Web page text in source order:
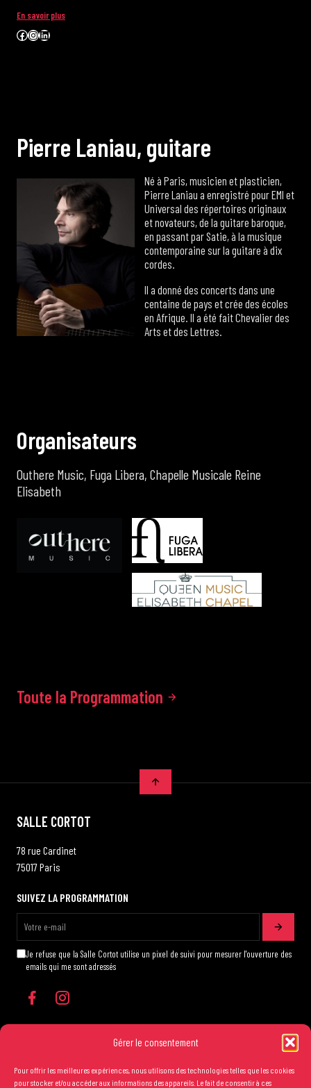
Gérer le consentement
Pour offrir les meilleures expériences, nous utilisons des technologies telles que les cookies
pour stocker et/ou accéder aux informations des appareils. Le fait de consentir à ces
En savoir plus
Facebook
Instagram
LinkedIn
Pierre Laniau, guitare
Né à Paris, musicien et plasticien,
Pierre Laniau a enregistré pour EMI et
Universal des répertoires originaux
et novateurs, de la guitare baroque,
en passant par Satie, à la musique
contemporaine sur la guitare à dix
cordes.
Il a donné des concerts dans une
centaine de pays et crée des écoles
en Afrique. Il a été fait Chevalier des
Arts et des Lettres.
Organisateurs
Outhere Music, Fuga Libera, Chapelle Musicale Reine
Elisabeth
Toute la Programmation
SALLE CORTOT
78 rue Cardinet
75017 Paris
SUIVEZ LA PROGRAMMATION
Je refuse que la Salle Cortot utilise un pixel de suivi pour mesurer l'ouverture des
emails qui me sont adressés
Les conditions générales de vente